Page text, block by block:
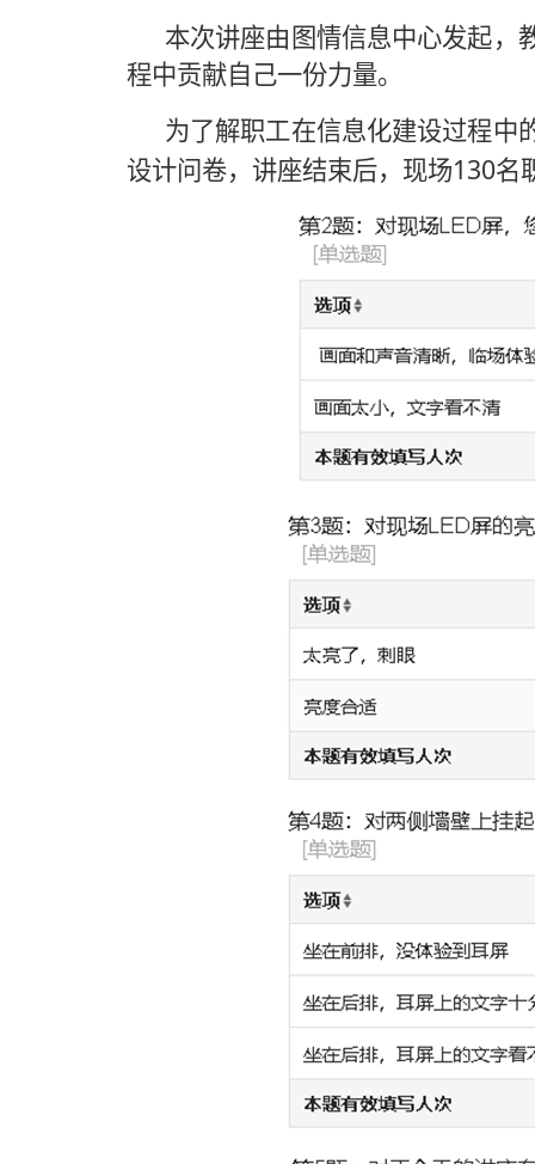
本次讲座由图情信息中心发起，
程中贡献自己一份力量。
为了解职工在信息化建设过程中
设计问卷，讲座结束后，现场130名